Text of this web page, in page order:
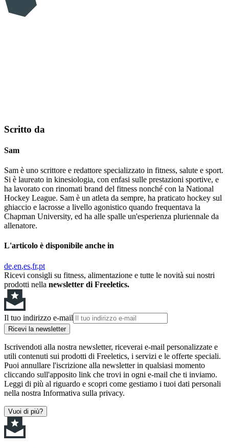
Scritto da
Sam
Sam è uno scrittore e redattore specializzato in fitness, salute e sport.
Si è laureato in kinesiologia, con enfasi sulle prestazioni sportive, e
ha lavorato con rinomati brand del fitness nonché con la National
Hockey League. Sam è un atleta da sempre, ha praticato hockey sul
ghiaccio e lacrosse a livello agonistico quando frequentava la
Chapman University, ed ha alle spalle un'esperienza pluriennale da
allenatore.
L'articolo è disponibile anche in
de en es fr pt
Ricevi consigli su fitness, alimentazione e tutte le novità sui nostri
prodotti nella newsletter di Freeletics.
Il tuo indirizzo e-mail
Ricevi la newsletter
Iscrivendoti alla nostra newsletter, riceverai e-mail personalizzate e
utili contenuti sui prodotti di Freeletics, i servizi e le offerte speciali.
Puoi annullare l'iscrizione alla newsletter in qualsiasi momento
cliccando sull'apposito link che trovi in ogni e-mail che ti inviamo.
Leggi di più al riguardo e scopri come gestiamo i tuoi dati personali
nella nostra Informativa sulla privacy.
Vuoi di più?